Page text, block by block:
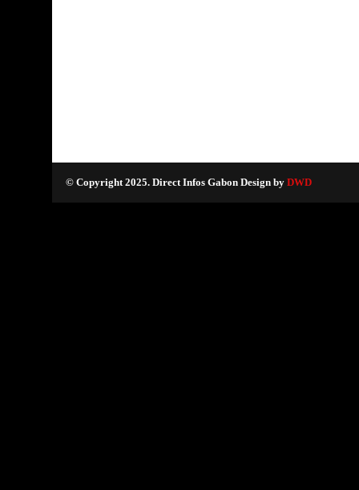
© Copyright 2025. Direct Infos Gabon Design by DWD